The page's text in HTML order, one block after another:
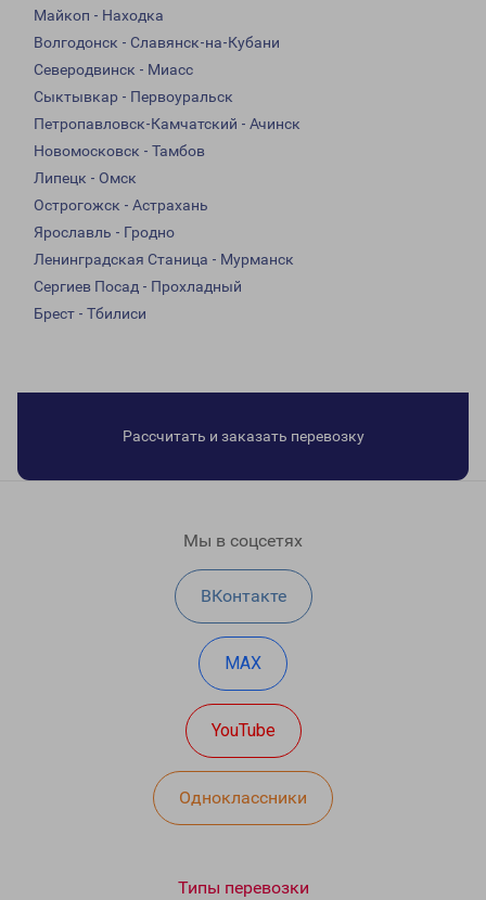
Майкоп - Находка
Волгодонск - Славянск-на-Кубани
Северодвинск - Миасс
Сыктывкар - Первоуральск
Петропавловск-Камчатский - Ачинск
Новомосковск - Тамбов
Липецк - Омск
Острогожск - Астрахань
Ярославль - Гродно
Ленинградская Станица - Мурманск
Сергиев Посад - Прохладный
Брест - Тбилиси
Рассчитать и заказать перевозку
Мы в соцсетях
ВКонтакте
MAX
YouTube
Одноклассники
Типы перевозки